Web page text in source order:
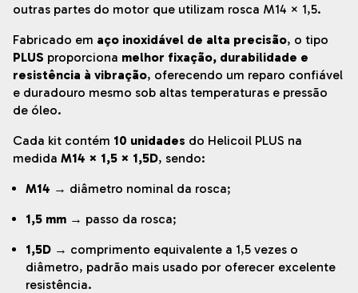
outras partes do motor que utilizam rosca M14 × 1,5.
Fabricado em aço inoxidável de alta precisão, o tipo
PLUS proporciona melhor fixação, durabilidade e
resistência à vibração, oferecendo um reparo confiável
e duradouro mesmo sob altas temperaturas e pressão
de óleo.
Cada kit contém 10 unidades do Helicoil PLUS na
medida M14 × 1,5 × 1,5D, sendo:
M14 → diâmetro nominal da rosca;
1,5 mm → passo da rosca;
1,5D → comprimento equivalente a 1,5 vezes o
diâmetro, padrão mais usado por oferecer excelente
resistência.